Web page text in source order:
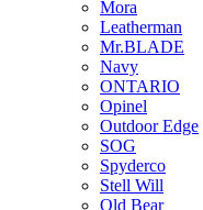
Mora
Leatherman
Mr.BLADE
Navy
ONTARIO
Opinel
Outdoor Edge
SOG
Spyderco
Stell Will
Old Bear